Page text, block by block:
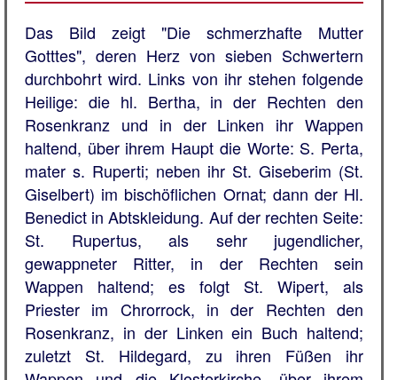
Das Bild zeigt "Die schmerzhafte Mutter
Gotttes", deren Herz von sieben Schwertern
durchbohrt wird. Links von ihr stehen folgende
Heilige: die hl. Bertha, in der Rechten den
Rosenkranz und in der Linken ihr Wappen
haltend, über ihrem Haupt die Worte: S. Perta,
mater s. Ruperti; neben ihr St. Giseberim (St.
Giselbert) im bischöflichen Ornat; dann der Hl.
Benedict in Abtskleidung. Auf der rechten Seite:
St. Rupertus, als sehr jugendlicher,
gewappneter Ritter, in der Rechten sein
Wappen haltend; es folgt St. Wipert, als
Priester im Chrorrock, in der Rechten den
Rosenkranz, in der Linken ein Buch haltend;
zuletzt St. Hildegard, zu ihren Füßen ihr